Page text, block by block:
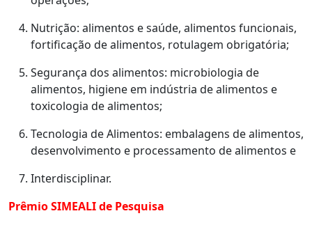
Nutrição: alimentos e saúde, alimentos funcionais,
fortificação de alimentos, rotulagem obrigatória;
Segurança dos alimentos: microbiologia de
alimentos, higiene em indústria de alimentos e
toxicologia de alimentos;
Tecnologia de Alimentos: embalagens de alimentos,
desenvolvimento e processamento de alimentos e
Interdisciplinar.
Prêmio SIMEALI de Pesquisa